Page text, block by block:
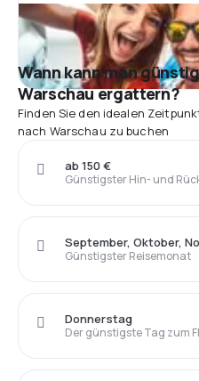
Wann kann man
Warschau ergattern?
Finden Sie den idealen
nach Warschau zu buchen
Günstigster Hin- und
ab 150 €
Günstigster Reisemonat
September, Oktober,
Der günstigste Tag zum
Donnerstag